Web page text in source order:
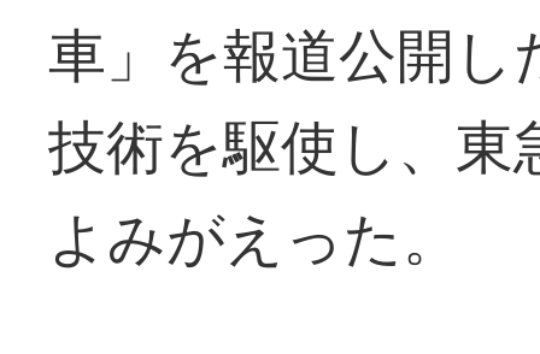
車」を報道公開し
技術を駆使し、
よみがえった。